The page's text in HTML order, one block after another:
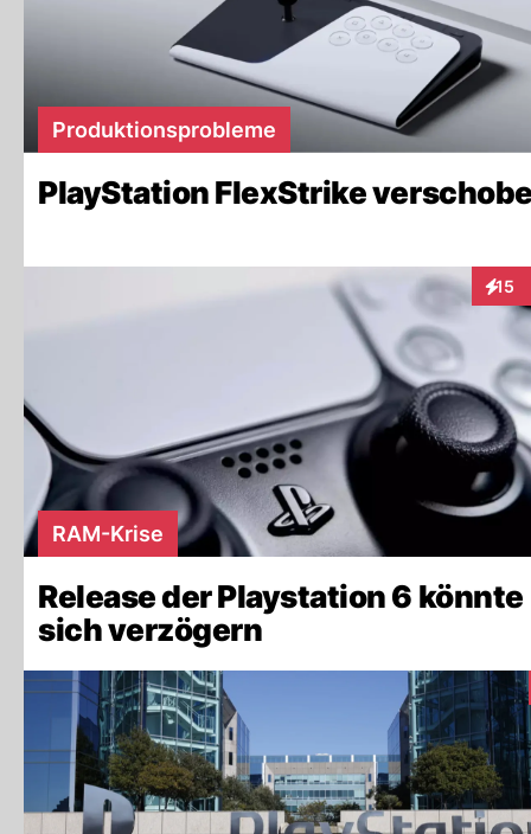
Produktionsprobleme
PlayStation FlexStrike
15
RAM-Krise
Release der Playstation 6 könnte
sich verzögern